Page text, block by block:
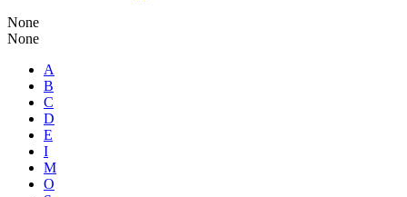
None
None
A
B
C
D
E
I
M
O